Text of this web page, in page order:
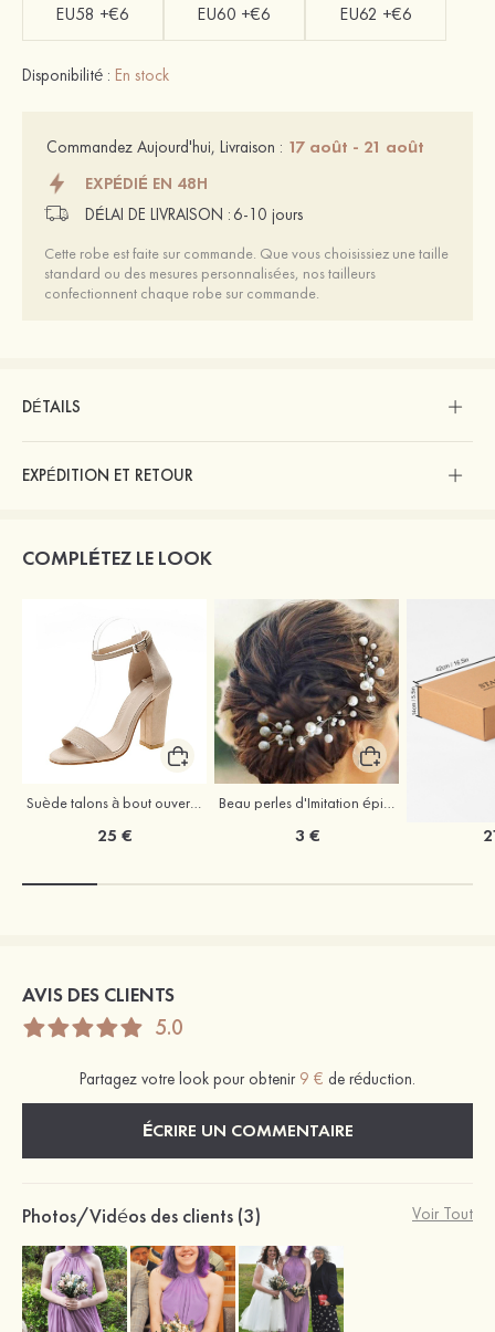
EU58 +€6 EU60 +€6 EU62 +€6
Disponibilité : En stock
Commandez Aujourd'hui, Livraison : 17 août - 21 août
EXPÉDIÉ EN 48H
DÉLAI DE LIVRAISON : 6-10 jours
Cette robe est faite sur commande. Que vous choisissiez une taille
standard ou des mesures personnalisées, nos tailleurs
confectionnent chaque robe sur commande.
DÉTAILS
EXPÉDITION ET RETOUR
COMPLÉTEZ LE LOOK
Suède talons à bout ouvert sandales talon bottier chaussures pour les soirées
25 €
Beau perles d'Imitation épingles à cheveux coiffe
3 €
AVIS DES CLIENTS
5.0
Partagez votre look pour obtenir 9 € de réduction.
ÉCRIRE UN COMMENTAIRE
Photos/Vidéos des clients (3) Voir Tout